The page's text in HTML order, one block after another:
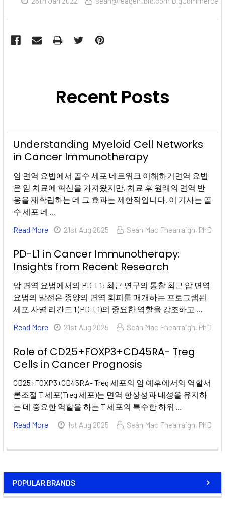
POPULAR BRANDS
Recent Posts
Understanding Myeloid Cell Networks
in Cancer Immunotherapy
암 면역 요법에서 골수 세포 네트워크 이해하기면역 요법
은 암 치료에 혁신을 가져왔지만, 치료 후 원래의 면역 반
응을 재확립하는 데 그 효과는 제한적입니다. 이 기사는 골
수 세포 네 …
Read More
21st Aug 2025 Seán Mac Fhearraigh, PhD
PD-L1 in Cancer Immunotherapy:
Insights from Recent Research
암 면역 요법에서의 PD-L1: 최근 연구의 통찰 최근 암 면역
요법의 발전은 종양의 면역 회피를 매개하는 프로그램된
세포 사멸 리간드 1 (PD-L1)의 중요한 역할을 강조하고 …
Read More
21st Aug 2025 Seán Mac Fhearraigh, PhD
Role of CD25+FOXP3+CD45RA- Treg
Cells in Cancer Prognosis
CD25+FOXP3+CD45RA- Treg 세포의 암 예후에서의 역할서
론조절 T 세포(Treg 세포)는 면역 항상성과 내성을 유지하
는 데 중요한 역할을 하는 T 세포의 특수한 하위 …
Read More
1st Aug 2025 Seán Mac Fhearraigh, PhD